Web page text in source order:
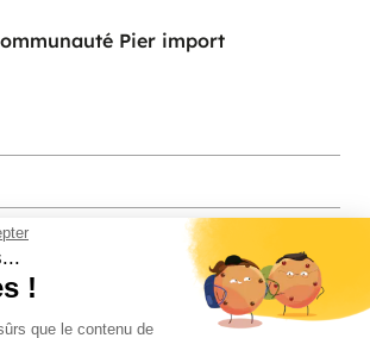
!
que le contenu de
Pier import